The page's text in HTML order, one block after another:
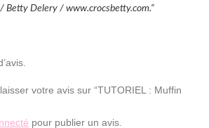
Betty Delery / www.crocsbetty.com.“
votre avis sur “TUTORIEL : Muffin
pour publier un avis.